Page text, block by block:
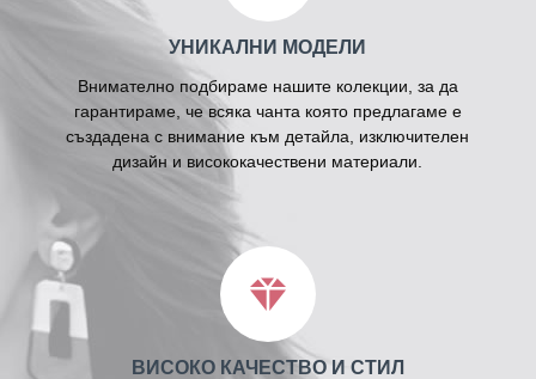
УНИКАЛНИ МОДЕЛИ
Внимателно подбираме нашите колекции, за да
гарантираме, че всяка чанта която предлагаме е
създадена с внимание към детайла, изключителен
дизайн и висококачествени материали.
ВИСОКО КАЧЕСТВО И СТИЛ